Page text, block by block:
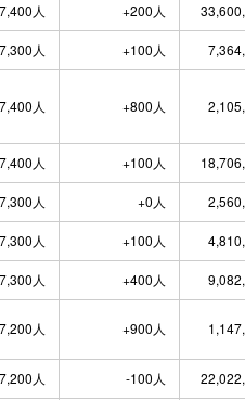
人 +200人
人 +100人
人 +800人
人 +100人
人 +0人
人 +100人
人 +400人
人 +900人
人 -100人